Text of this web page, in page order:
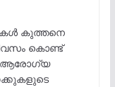
കുത്തനെ
കൊണ്ട്
ആരോഗ്യ